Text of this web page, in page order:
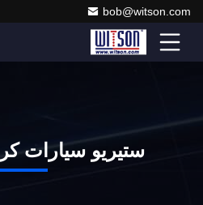
bob@witson.com
ستيريو سيارات